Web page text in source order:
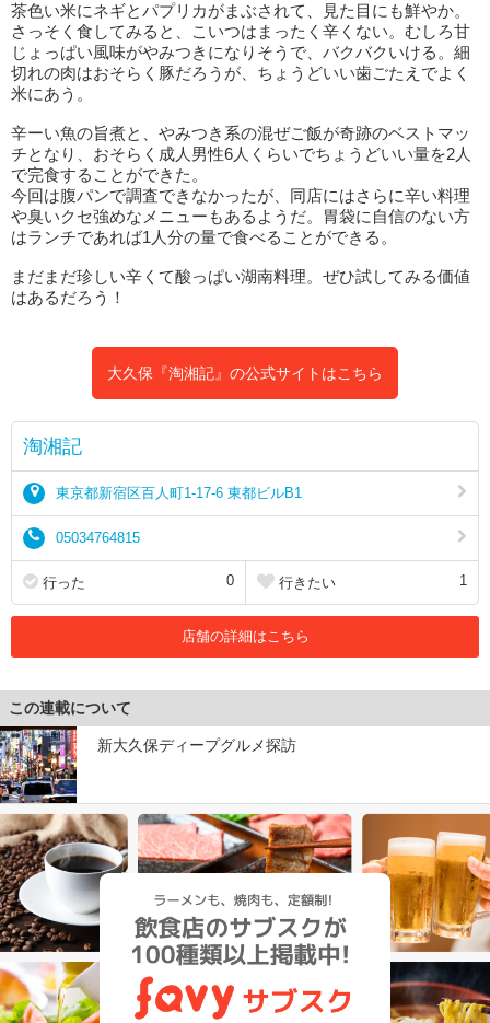
茶色い米にネギとパプリカがまぶされて、見た目にも鮮やか。
さっそく食してみると、こいつはまったく辛くない。むしろ甘
じょっぱい風味がやみつきになりそうで、バクバクいける。細
切れの肉はおそらく豚だろうが、ちょうどいい歯ごたえでよく
米にあう。
辛ーい魚の旨煮と、やみつき系の混ぜご飯が奇跡のベストマッ
チとなり、おそらく成人男性6人くらいでちょうどいい量を2人
で完食することができた。
今回は腹パンで調査できなかったが、同店にはさらに辛い料理
や臭いクセ強めなメニューもあるようだ。胃袋に自信のない方
はランチであれば1人分の量で食べることができる。
まだまだ珍しい辛くて酸っぱい湖南料理。ぜひ試してみる価値
はあるだろう！
大久保『淘湘記』の公式サイトはこちら
淘湘記
東京都新宿区百人町1-17-6 東都ビルB1
05034764815
行った 0 行きたい 1
店舗の詳細はこちら
この連載について
新大久保ディープグルメ探訪